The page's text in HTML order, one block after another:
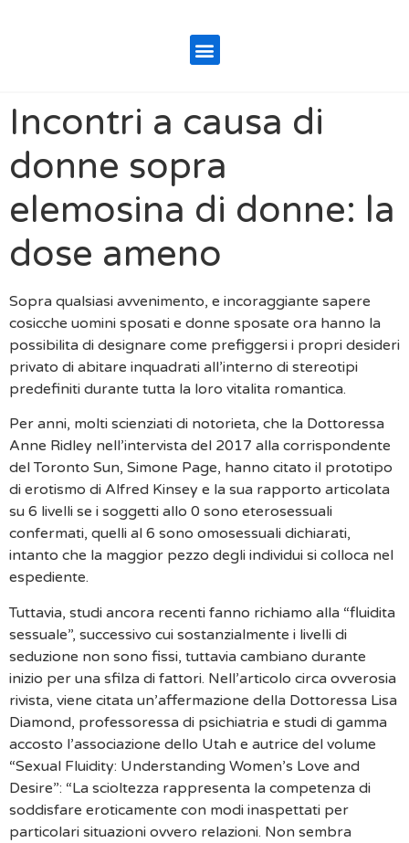
Incontri a causa di
donne sopra
elemosina di donne: la
dose ameno
Sopra qualsiasi avvenimento, e incoraggiante sapere
cosicche uomini sposati e donne sposate ora hanno la
possibilita di designare come prefiggersi i propri desideri
privato di abitare inquadrati all’interno di stereotipi
predefiniti durante tutta la loro vitalita romantica.
Per anni, molti scienziati di notorieta, che la Dottoressa
Anne Ridley nell’intervista del 2017 alla corrispondente
del Toronto Sun, Simone Page, hanno citato il prototipo
di erotismo di Alfred Kinsey e la sua rapporto articolata
su 6 livelli se i soggetti allo 0 sono eterosessuali
confermati, quelli al 6 sono omosessuali dichiarati,
intanto che la maggior pezzo degli individui si colloca nel
espediente.
Tuttavia, studi ancora recenti fanno richiamo alla “fluidita
sessuale”, successivo cui sostanzialmente i livelli di
seduzione non sono fissi, tuttavia cambiano durante
inizio per una sfilza di fattori. Nell’articolo circa ovverosia
rivista, viene citata un’affermazione della Dottoressa Lisa
Diamond, professoressa di psichiatria e studi di gamma
accosto l’associazione dello Utah e autrice del volume
“Sexual Fluidity: Understanding Women’s Love and
Desire”: “La scioltezza rappresenta la competenza di
soddisfare eroticamente con modi inaspettati per
particolari situazioni ovvero relazioni. Non sembra